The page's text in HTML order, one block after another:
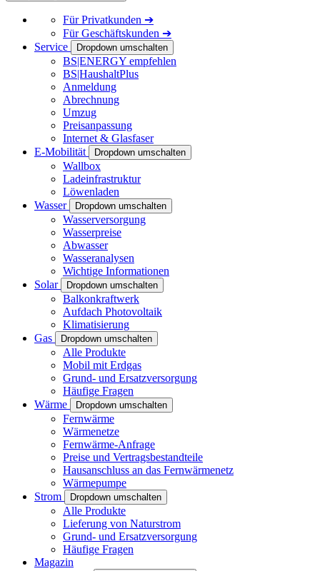
FürPrivatkunden ➔
FürGeschäftskunden ➔
Service
Dropdown umschalten
BS|ENERGY empfehlen
BS|HaushaltPlus
Anmeldung
Abrechnung
Umzug
Preisanpassung
Internet & Glasfaser
E-Mobilität
Dropdown umschalten
Wallbox
Ladeinfrastruktur
Löwenladen
Wasser
Dropdown umschalten
Wasserversorgung
Wasserpreise
Abwasser
Wasseranalysen
Wichtige Informationen
Solar
Dropdown umschalten
Balkonkraftwerk
Aufdach Photovoltaik
Klimatisierung
Gas
Dropdown umschalten
Alle Produkte
Mobil mit Erdgas
Grund- und Ersatzversorgung
Häufige Fragen
Wärme
Dropdown umschalten
Fernwärme
Wärmenetze
Fernwärme-Anfrage
Preise und Vertragsbestandteile
Hausanschluss an das Fernwärmenetz
Wärmepumpe
Strom
Dropdown umschalten
Alle Produkte
Lieferung von Naturstrom
Grund- und Ersatzversorgung
Häufige Fragen
Magazin